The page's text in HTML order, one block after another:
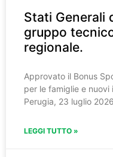
Stati Generali
gruppo
regionale.
Approvato il Bonus
per le famiglie e
Perugia, 23 luglio
LEGGI TUTTO »